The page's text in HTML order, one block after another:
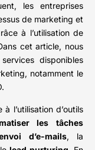
les entreprises
de marketing et
à l’utilisation de
cet article, nous
disponibles
notamment le
l’utilisation d’outils
les tâches
d’e-mails, la